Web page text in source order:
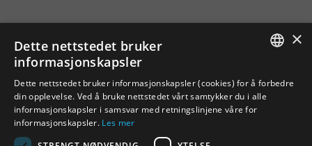
HJELP OG SUPPORT
Salg
Kontakt
ENGLISH
×
Dette nettstedet bruker
informasjonskapsler
Dette nettstedet bruker informasjonskapsler (cookies) for å forbedre
din opplevelse. Ved å bruke nettstedet vårt samtykker du i alle
informasjonskapsler i samsvar med retningslinjene våre for
informasjonskapsler. Les mer